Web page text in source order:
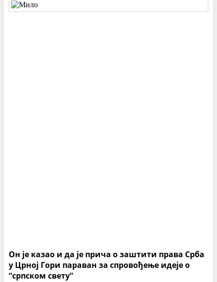
Он је казао и да је прича о заштити права Срба
у Црној Гори параван за спровођење идеје о
“српском свету”